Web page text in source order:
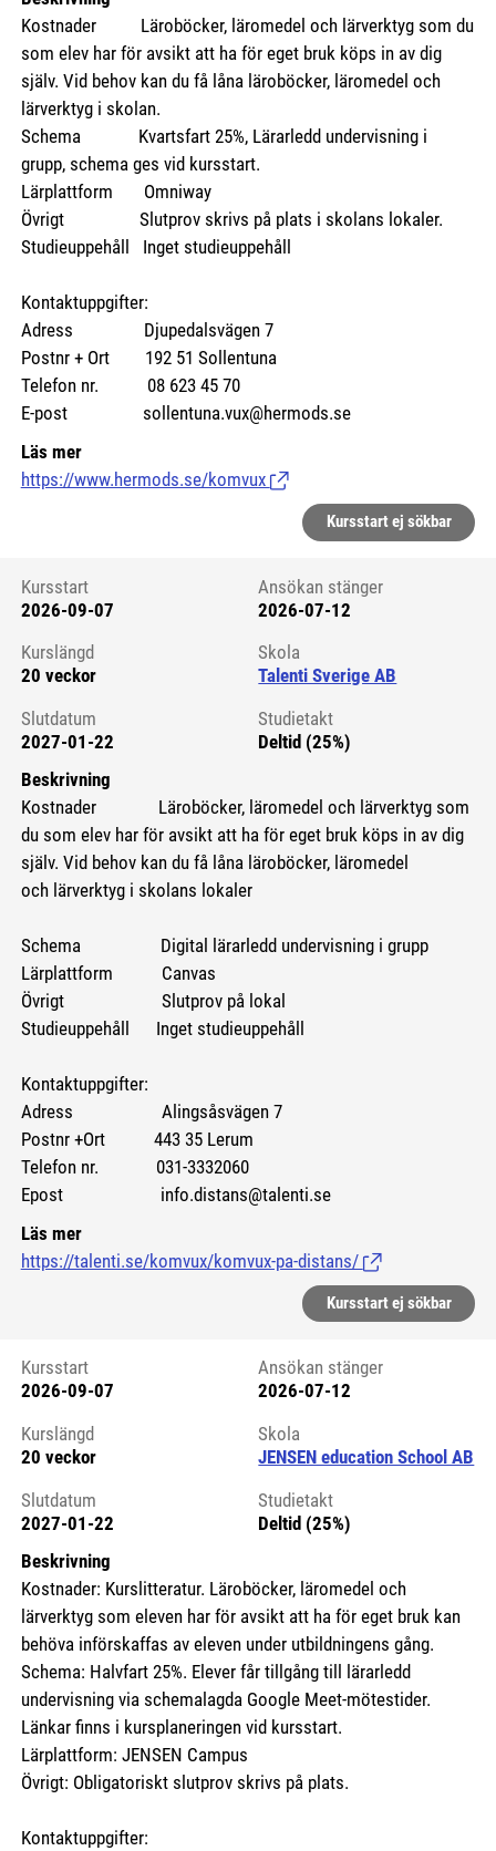
Kostnader
Läroböcker, läromedel och lärverktyg som du
som elev har för avsikt att ha för eget bruk köps in av dig
själv. Vid behov kan du få låna läroböcker, läromedel och
lärverktyg i skolan.
Schema Kvartsfart 25%, Lärarledd undervisning i
grupp, schema ges vid kursstart.
Lärplattform Omniway
Övrigt Slutprov skrivs på plats i skolans lokaler.
Studieuppehåll Inget studieuppehåll
Kontaktuppgifter:
Adress Djupedalsvägen 7
Postnr + Ort 192 51 Sollentuna
Telefon nr. 08 623 45 70
E-post sollentuna.vux@hermods.se
Läs mer
https://www.hermods.se/komvux (Länk till extern sida.)
Kursstart ej sökbar
Kursstart 6275171
Kursstart
2026-09-07
Ansökan stänger
2026-07-12
Kurslängd
20 veckor
Skola
Talenti Sverige AB
Slutdatum
2027-01-22
Studietakt
Deltid (25%)
Beskrivning
Kostnader Läroböcker, läromedel och lärverktyg som
du som elev har för avsikt att ha för eget bruk köps in av dig
själv. Vid behov kan du få låna läroböcker, läromedel
och lärverktyg i skolans lokaler
Schema Digital lärarledd undervisning i grupp
Lärplattform Canvas
Övrigt Slutprov på lokal
Studieuppehåll Inget studieuppehåll
Kontaktuppgifter:
Adress Alingsåsvägen 7
Postnr +Ort 443 35 Lerum
Telefon nr. 031-3332060
Epost info.distans@talenti.se
Läs mer
https://talenti.se/komvux/komvux-pa-distans/ (Länk till extern
Kursstart ej sökbar
Kursstart 6102379
Kursstart
2026-09-07
Ansökan stänger
2026-07-12
Kurslängd
20 veckor
Skola
JENSEN education School AB
Slutdatum
2027-01-22
Studietakt
Deltid (25%)
Beskrivning
Kostnader: Kurslitteratur. Läroböcker, läromedel och
lärverktyg som eleven har för avsikt att ha för eget bruk kan
behöva införskaffas av eleven under utbildningens gång.
Schema: Halvfart 25%. Elever får tillgång till lärarledd
undervisning via schemalagda Google Meet-mötestider.
Länkar finns i kursplaneringen vid kursstart.
Lärplattform: JENSEN Campus
Övrigt: Obligatoriskt slutprov skrivs på plats.
Kontaktuppgifter: